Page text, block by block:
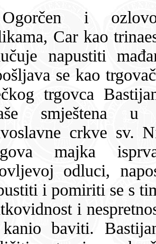
Ogorčen i
Car kao trinaestogodišnji dječak
napustiti
kao trgovački šegrt u dućanu
trgovca
u blizini srpsko-
crkve sv.
isprva protivila toj
odluci,
Činilo joj se, naime, da Viktorova
nikako nije primjerena poslu kojim
baviti. Bastijančićeva trgovina